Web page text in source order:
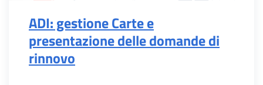
ADI: gestione Carte e
presentazione delle domande di
rinnovo